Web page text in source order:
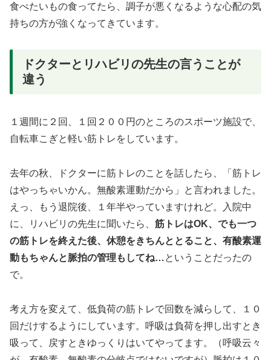
食べたいもの食ってたら、調子が悪くなるような心配の気
持ちの方が強くなってきています。
ドクターとリハビリの先生の言うことが
違う
１週間に２回、１回２００円のところのスポーツ施設で、
自転車こぎと軽い筋トレをしています。
去年の秋、ドクターに筋トレのことを話したら、「筋トレ
はやっちゃいかん。無酸素運動だから」と言われました。
えっ、もう退院後、１年半やっていますけれど。入院中
に、リハビリの先生に聞いたら、 筋トレはOK、でも一つ
の筋トレを終えた後、休憩をきちんととること、有酸素運
動もちゃんと脈拍の管理もしてね…ということだったの
で。
考え方を変えて、低負荷の筋トレで回数を減らして、１０
回だけするようにしています。呼吸は負荷を押し出すとき
吸って、戻すときゆっくりはいてやってます。（呼吸云々